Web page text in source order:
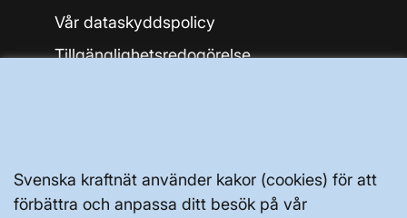
Svenska kraftnät använder kakor (cookies) för att
förbättra och anpassa ditt besök på vår
Svenska kraftnät, Box 1200, 172 24
Vår dataskyddspolicy
Tillgänglighetsredogörelse